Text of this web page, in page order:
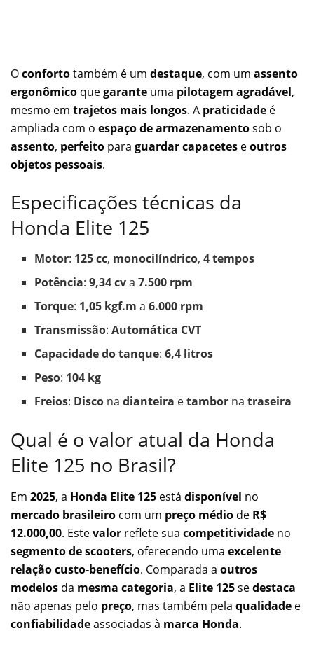
Oconfortotambém é um destaque, com um assento
ergonômico quegarante uma pilotagem agradável,
mesmo em trajetos mais longos. A praticidade é
ampliada com o espaço de armazenamentosob o
assento, perfeito para guardar capacetes eoutros
objetos pessoais.
Especificações técnicas da
Honda Elite 125
Motor: 125 cc, monocilíndrico,4 tempos
Potência:9,34 cva7.500 rpm
Torque: 1,05 kgf.m a6.000 rpm
Transmissão:Automática CVT
Capacidade do tanque:6,4 litros
Peso: 104 kg
Freios: Disco nadianteira etambor natraseira
Qual é o valor atual da Honda
Elite 125 no Brasil?
Em 2025, a Honda Elite 125 está disponível no
mercado brasileiro com um preço médio de R$
12.000,00. Estevalor reflete sua competitividade no
segmento de scooters, oferecendo uma excelente
relação custo-benefício. Comparada a outros
modelos da mesma categoria, a Elite 125sedestaca
não apenas pelo preço, mas também pela qualidade e
confiabilidadeassociadas à marca Honda.